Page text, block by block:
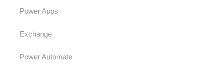
Power Apps
Exchange
Power Automate